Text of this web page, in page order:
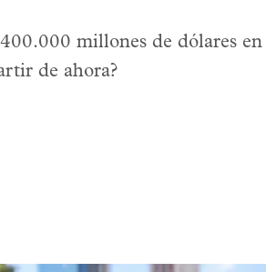
millones de dólares
de ahora?